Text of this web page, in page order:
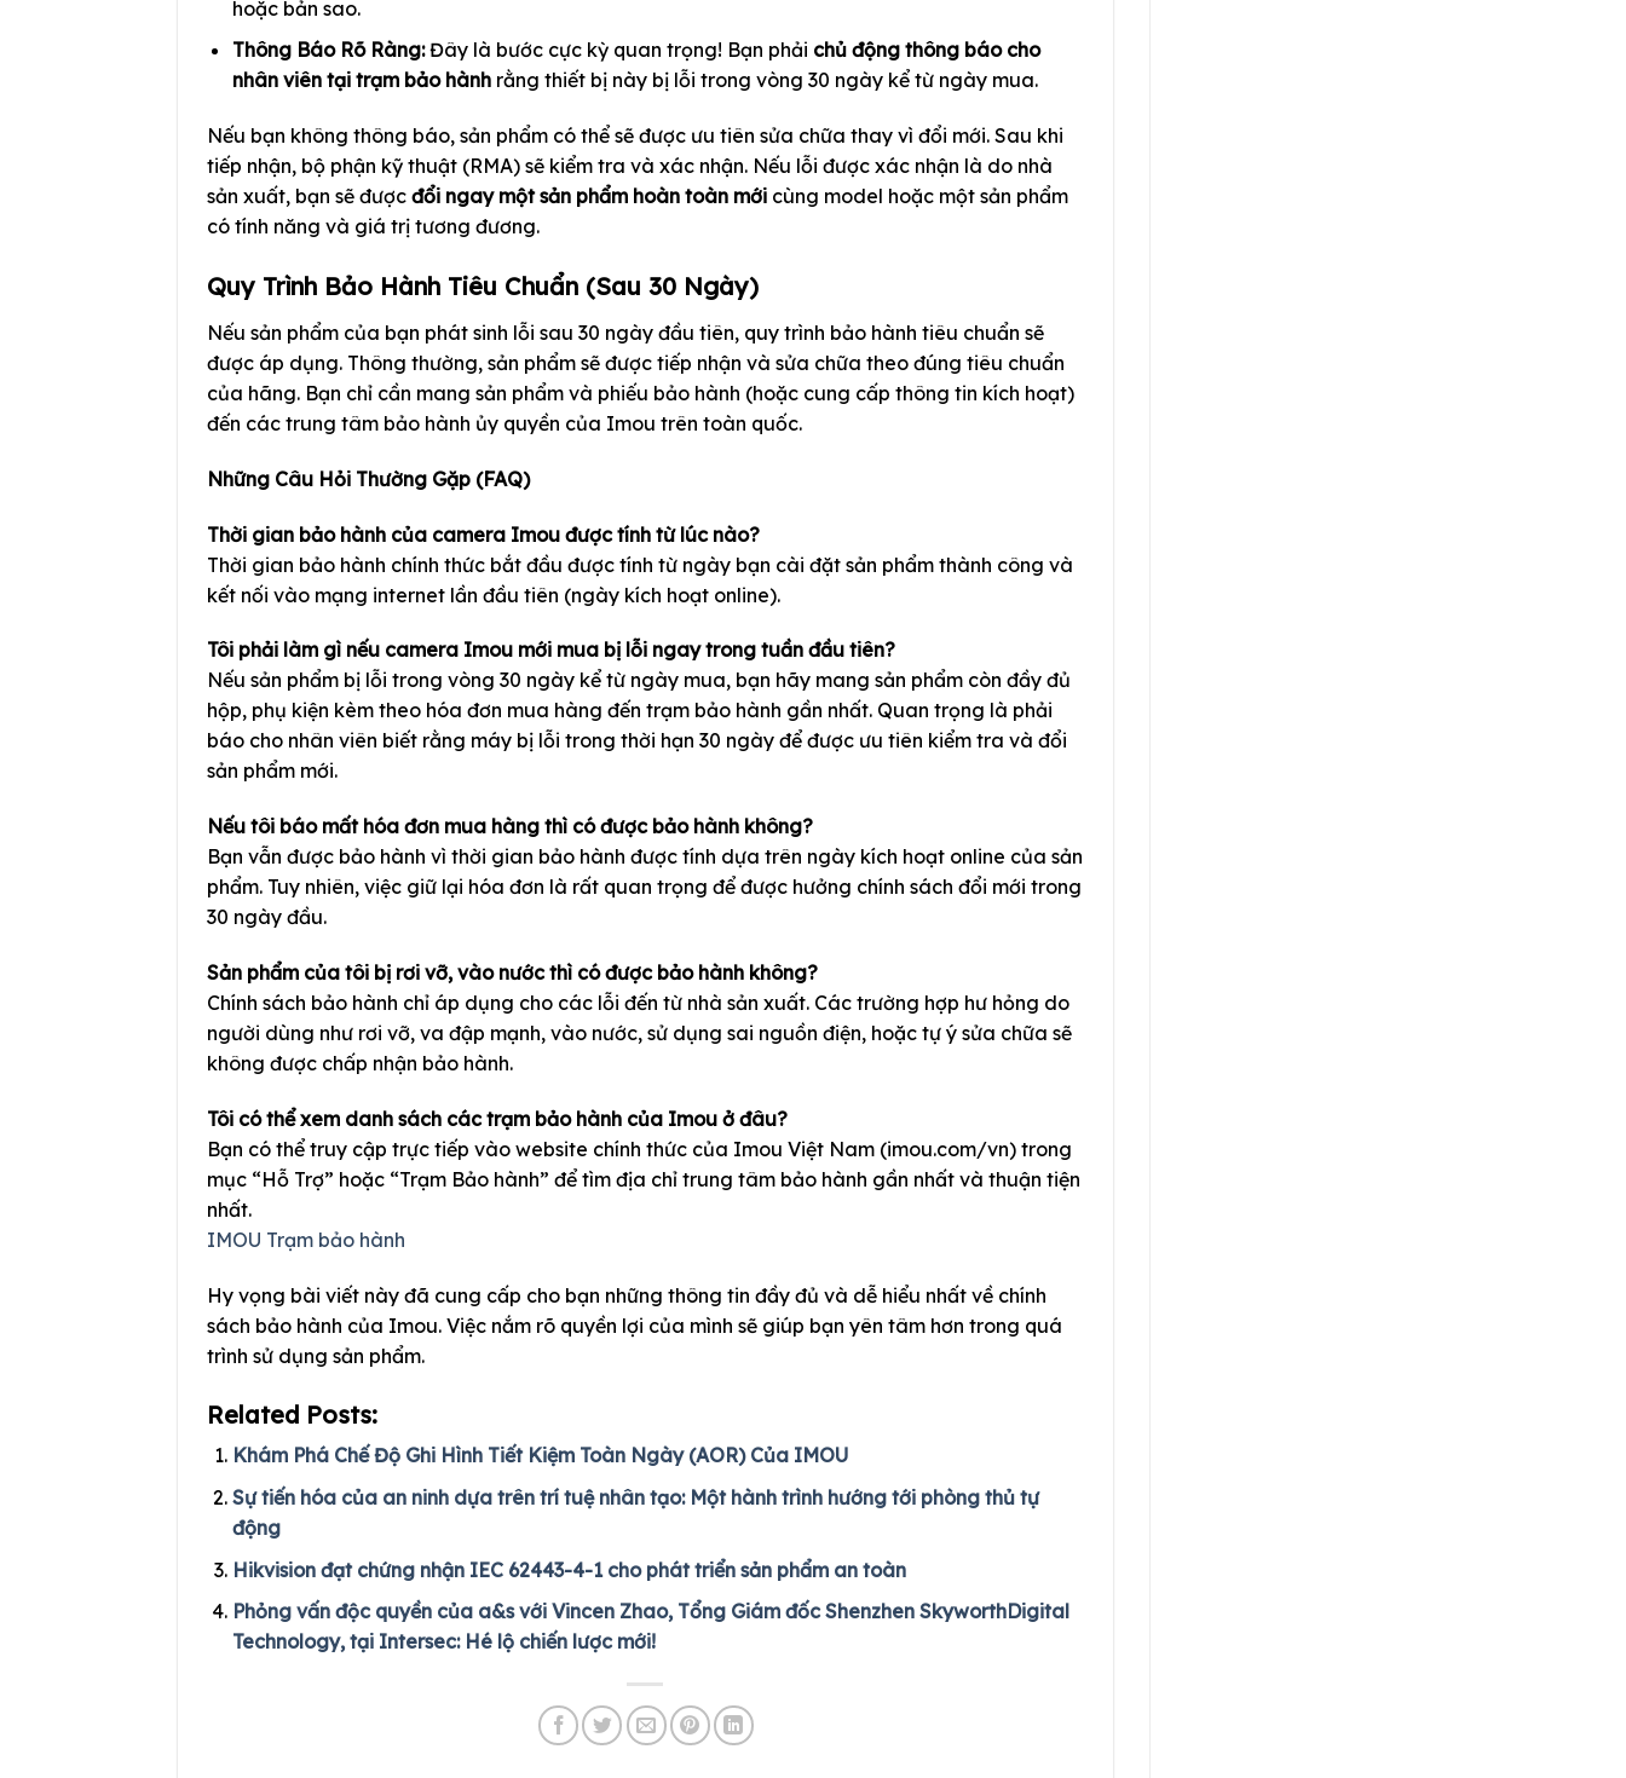
hoặc bản sao.
Thông Báo Rõ Ràng:Đây là bước cực kỳ quan trọng! Bạn phải chủ động thông báo cho
nhân viên tại trạm bảo hànhrằng thiết bị này bị lỗi trong vòng 30 ngày kể từ ngày mua.
Nếu bạn không thông báo, sản phẩm có thể sẽ được ưu tiên sửa chữa thay vì đổi mới. Sau khi
tiếp nhận, bộ phận kỹ thuật (RMA) sẽ kiểm tra và xác nhận. Nếu lỗi được xác nhận là do nhà
sản xuất, bạn sẽ được đổi ngay một sản phẩm hoàn toàn mới cùng model hoặc một sản phẩm
có tính năng và giá trị tương đương.
Quy Trình Bảo Hành Tiêu Chuẩn (Sau 30 Ngày)
Nếu sản phẩm của bạn phát sinh lỗi sau 30 ngày đầu tiên, quy trình bảo hành tiêu chuẩn sẽ
được áp dụng. Thông thường, sản phẩm sẽ được tiếp nhận và sửa chữa theo đúng tiêu chuẩn
của hãng. Bạn chỉ cần mang sản phẩm và phiếu bảo hành (hoặc cung cấp thông tin kích hoạt)
đến các trung tâm bảo hành ủy quyền của Imou trên toàn quốc.
Những Câu Hỏi Thường Gặp (FAQ)
Thời gian bảo hành của camera Imou được tính từ lúc nào?
Thời gian bảo hành chính thức bắt đầu được tính từ ngày bạn cài đặt sản phẩm thành công và
kết nối vào mạng internet lần đầu tiên (ngày kích hoạt online).
Tôi phải làm gì nếu camera Imou mới mua bị lỗi ngay trong tuần đầu tiên?
Nếu sản phẩm bị lỗi trong vòng 30 ngày kể từ ngày mua, bạn hãy mang sản phẩm còn đầy đủ
hộp, phụ kiện kèm theo hóa đơn mua hàng đến trạm bảo hành gần nhất. Quan trọng là phải
báo cho nhân viên biết rằng máy bị lỗi trong thời hạn 30 ngày để được ưu tiên kiểm tra và đổi
sản phẩm mới.
Nếu tôi báo mất hóa đơn mua hàng thì có được bảo hành không?
Bạn vẫn được bảo hành vì thời gian bảo hành được tính dựa trên ngày kích hoạt online của sản
phẩm. Tuy nhiên, việc giữ lại hóa đơn là rất quan trọng để được hưởng chính sách đổi mới trong
30 ngày đầu.
Sản phẩm của tôi bị rơi vỡ, vào nước thì có được bảo hành không?
Chính sách bảo hành chỉ áp dụng cho các lỗi đến từ nhà sản xuất. Các trường hợp hư hỏng do
người dùng như rơi vỡ, va đập mạnh, vào nước, sử dụng sai nguồn điện, hoặc tự ý sửa chữa sẽ
không được chấp nhận bảo hành.
Tôi có thể xem danh sách các trạm bảo hành của Imou ở đâu?
Bạn có thể truy cập trực tiếp vào website chính thức của Imou Việt Nam (imou.com/vn) trong
mục “Hỗ Trợ” hoặc “Trạm Bảo hành” để tìm địa chỉ trung tâm bảo hành gần nhất và thuận tiện
nhất.
IMOU Trạm bảo hành
Hy vọng bài viết này đã cung cấp cho bạn những thông tin đầy đủ và dễ hiểu nhất về chính
sách bảo hành của Imou. Việc nắm rõ quyền lợi của mình sẽ giúp bạn yên tâm hơn trong quá
trình sử dụng sản phẩm.
Related Posts:
Khám Phá Chế Độ Ghi Hình Tiết Kiệm Toàn Ngày (AOR) Của IMOU
Sự tiến hóa của an ninh dựa trên trí tuệ nhân tạo: Một hành trình hướng tới phòng thủ tự
động
Hikvision đạt chứng nhận IEC 62443-4-1 cho phát triển sản phẩm an toàn
Phỏng vấn độc quyền của a&s với Vincen Zhao, Tổng Giám đốc Shenzhen SkyworthDigital
Technology, tại Intersec: Hé lộ chiến lược mới!